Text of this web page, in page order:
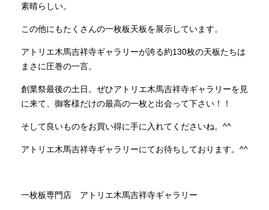
素晴らしい。
この他にもたくさんの一枚板天板を展示しています。
アトリエ木馬吉祥寺ギャラリーが誇る約130枚の天板たちは
まさに圧巻の一言。
創業祭最後の土日。ぜひアトリエ木馬吉祥寺ギャラリーを見
に来て、御客様だけの最高の一枚と出会って下さい！！
そして良いものをお買い得に手に入れてくださいね。^^
アトリエ木馬吉祥寺ギャラリーにてお待ちしております。^^
一枚板専門店 アトリエ木馬吉祥寺ギャラリー